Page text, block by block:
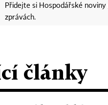
Přidejte si Hospodářské noviny
zprávách.
články